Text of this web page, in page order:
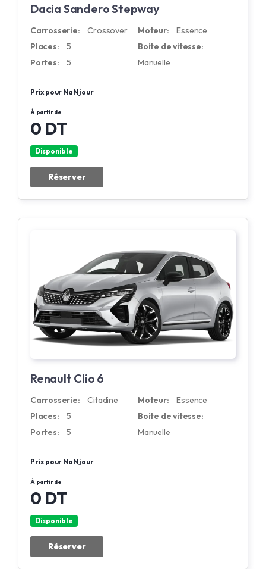
Dacia Sandero Stepway
Carrosserie:
Crossover
Places:
5
Portes:
5
Moteur:
Essence
Boite de vitesse:
Manuelle
Prix pour NaN jour
À partir de
0 DT
Disponible
Réserver
Renault Clio 6
Carrosserie:
Citadine
Places:
5
Portes:
5
Moteur:
Essence
Boite de vitesse:
Manuelle
Prix pour NaN jour
À partir de
0 DT
Disponible
Réserver